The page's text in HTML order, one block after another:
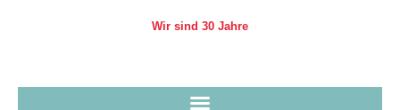
Wir sind 30 Jahre